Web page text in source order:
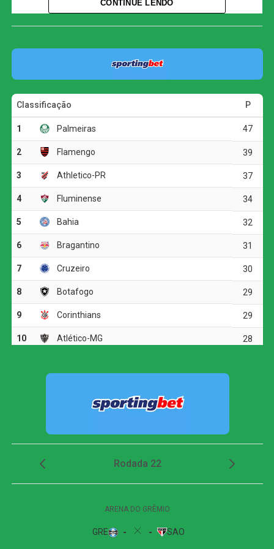
permanece na oitava colocação, três atrás do Bahia, que
A primeira etapa foi marcada pelo equilíbrio e pela forte
disputa física. As duas equipes encontraram dificuldades
para construir jogadas ofensivas, e as chances claras
foram raras.
A melhor oportunidade antes do intervalo foi do
Corinthians. Aos 23 minutos, Allan fez um cruzamento
preciso para Matheuzinho, que cabeceou com força, mas
O ritmo aumentou no segundo tempo, e o Corinthians
voltou a ameaçar aos 20 minutos. Matheuzinho recuperou
a bola no meio-campo e acionou Yuri Alberto. O atacante
dominou, girou diante da marcação e finalizou com
potência da entrada da área, obrigando Santos a fazer
outra grande intervenção.
Dois minutos mais tarde, Yuri Alberto recebeu um
cobrança de escanteio. Gilberto desviou a bola na
finalização, porém, explodiu no travessão e quase
pouca efetividade ofensiva apresentada durante a
CONTINUE LENDO